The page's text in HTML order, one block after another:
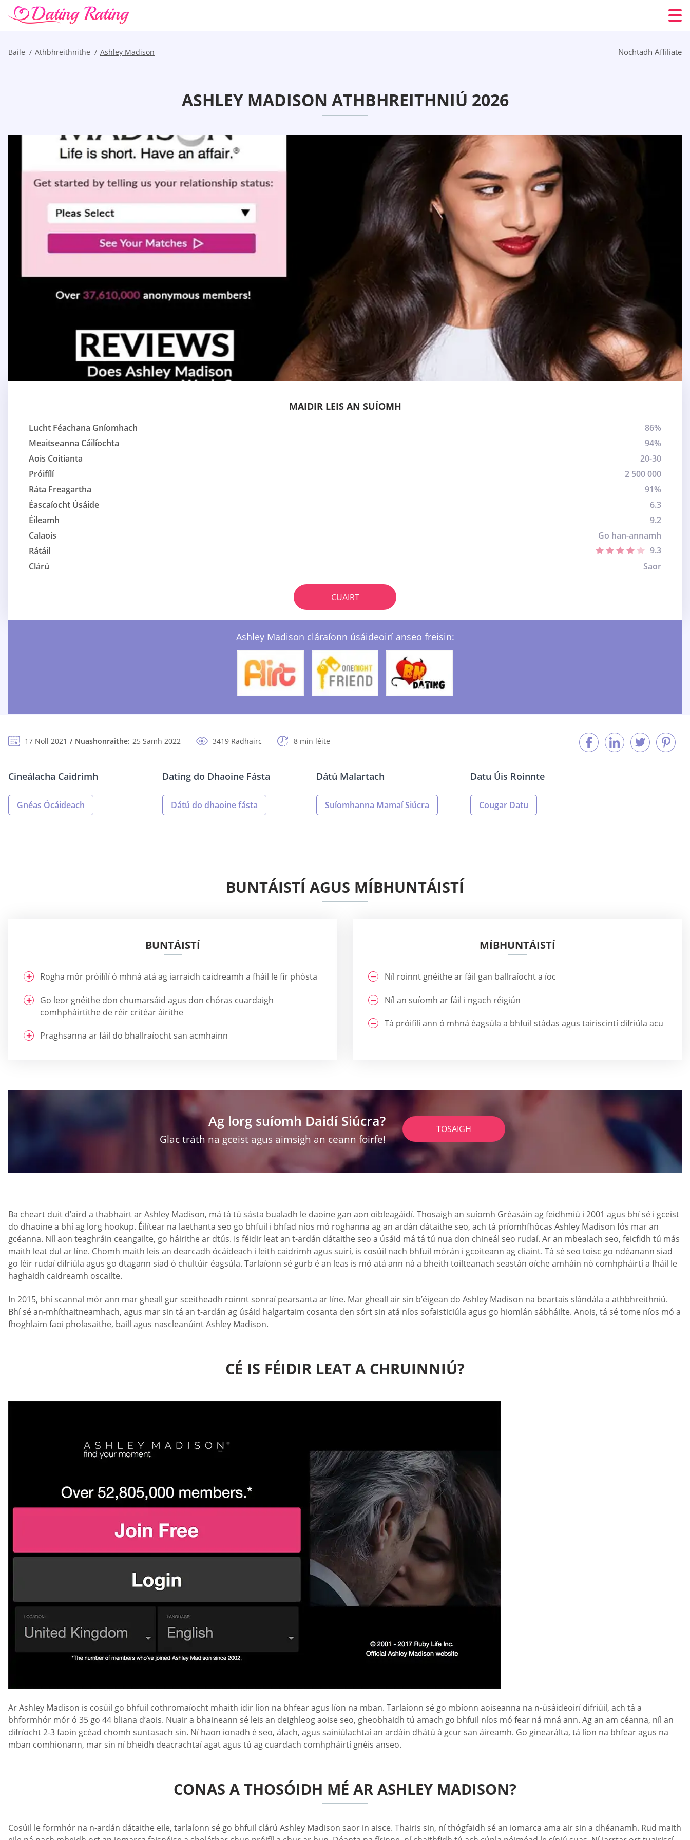
Baile Athbhreithnithe Ashley Madison Nochtadh Affiliate
ASHLEY MADISON ATHBHREITHNIÚ 2026
MAIDIR LEIS AN SUÍOMH
Lucht Féachana Gníomhach
86%
Meaitseanna Cáilíochta
94%
Aois Coitianta
20-30
Próifílí
2 500 000
Ráta Freagartha
91%
Éascaíocht Úsáide
6.3
Éileamh
9.2
Calaois
Go han-annamh
Rátáil
9.3
Clárú
Saor
CUAIRT
Ashley Madison cláraíonn úsáideoirí anseo freisin:
17 Noll 2021 Nuashonraithe: 25 Samh 2022 3419 Radhairc 8 min léite
Cineálacha Caidrimh
Gnéas Ócáideach
Dating do Dhaoine Fásta
Dátú do dhaoine fásta
Dátú Malartach
Suíomhanna Mamaí Siúcra
Datu Úis Roinnte
Cougar Datu
BUNTÁISTÍ AGUS MÍBHUNTÁISTÍ
BUNTÁISTÍ
Rogha mór próifílí ó mhná atá ag iarraidh caidreamh a fháil le fir phósta
Go leor gnéithe don chumarsáid agus don chóras cuardaigh
comhpháirtithe de réir critéar áirithe
Praghsanna ar fáil do bhallraíocht san acmhainn
MÍBHUNTÁISTÍ
Níl roinnt gnéithe ar fáil gan ballraíocht a íoc
Níl an suíomh ar fáil i ngach réigiún
Tá próifílí ann ó mhná éagsúla a bhfuil stádas agus tairiscintí difriúla acu
Ag lorg suíomh Daidí Siúcra?
Glac tráth na gceist agus aimsigh an ceann foirfe!
TOSAIGH
Ba cheart duit d’aird a thabhairt ar Ashley Madison, má tá tú sásta bualadh le daoine gan aon oibleagáidí. Thosaigh an suíomh Gréasáin ag feidhmiú i 2001 agus bhí sé i gceist
do dhaoine a bhí ag lorg hookup. Éilítear na laethanta seo go bhfuil i bhfad níos mó roghanna ag an ardán dátaithe seo, ach tá príomhfhócas Ashley Madison fós mar an
gcéanna. Níl aon teaghráin ceangailte, go háirithe ar dtús. Is féidir leat an t-ardán dátaithe seo a úsáid má tá tú nua don chineál seo rudaí. Ar an mbealach seo, feicfidh tú más
maith leat dul ar líne. Chomh maith leis an dearcadh ócáideach i leith caidrimh agus suirí, is cosúil nach bhfuil mórán i gcoiteann ag cliaint. Tá sé seo toisc go ndéanann siad
go léir rudaí difriúla agus go dtagann siad ó chultúir éagsúla. Tarlaíonn sé gurb é an leas is mó atá ann ná a bheith toilteanach seastán oíche amháin nó comhpháirtí a fháil le
haghaidh caidreamh oscailte.
In 2015, bhí scannal mór ann mar gheall gur sceitheadh roinnt sonraí pearsanta ar líne. Mar gheall air sin b’éigean do Ashley Madison na beartais slándála a athbhreithniú.
Bhí sé an-mhíthaitneamhach, agus mar sin tá an t-ardán ag úsáid halgartaim cosanta den sórt sin atá níos sofaisticiúla agus go hiomlán sábháilte. Anois, tá sé tome níos mó a
fhoghlaim faoi pholasaithe, baill agus nascleanúint Ashley Madison.
CÉ IS FÉIDIR LEAT A CHRUINNIÚ?
Ar Ashley Madison is cosúil go bhfuil cothromaíocht mhaith idir líon na bhfear agus líon na mban. Tarlaíonn sé go mbíonn aoiseanna na n-úsáideoirí difriúil, ach tá a
bhformhór mór ó 35 go 44 bliana d’aois. Nuair a bhaineann sé leis an deighleog aoise seo, gheobhaidh tú amach go bhfuil níos mó fear ná mná ann. Ag an am céanna, níl an
difríocht 2-3 faoin gcéad chomh suntasach sin. Ní haon ionadh é seo, áfach, agus sainiúlachtaí an ardáin dhátú á gcur san áireamh. Go ginearálta, tá líon na bhfear agus na
mban comhionann, mar sin ní bheidh deacrachtaí agat agus tú ag cuardach comhpháirtí gnéis anseo.
CONAS A THOSÓIDH MÉ AR ASHLEY MADISON?
Cosúil le formhór na n-ardán dátaithe eile, tarlaíonn sé go bhfuil clárú Ashley Madison saor in aisce. Thairis sin, ní thógfaidh sé an iomarca ama air sin a dhéanamh. Rud maith